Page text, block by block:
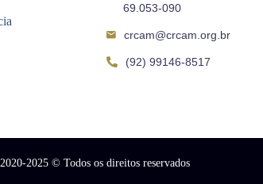
69.053-090
crcam@crcam.org.br
(92) 99146-8517
2020-2025© Todos os direitos reservados